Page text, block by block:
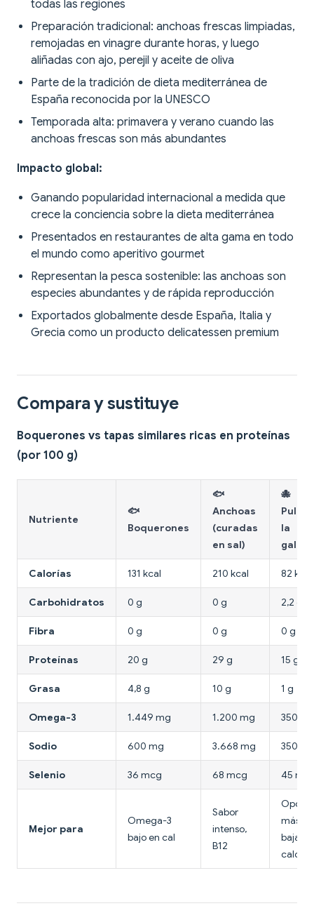
todas las regiones
Preparación tradicional: anchoas frescas limpiadas,
remojadas en vinagre durante horas, y luego
aliñadas con ajo, perejil y aceite de oliva
Parte de la tradición de dieta mediterránea de
España reconocida por la UNESCO
Temporada alta: primavera y verano cuando las
anchoas frescas son más abundantes
Impacto global:
Ganando popularidad internacional a medida que
crece la conciencia sobre la dieta mediterránea
Presentados en restaurantes de alta gama en todo
el mundo como aperitivo gourmet
Representan la pesca sostenible: las anchoas son
especies abundantes y de rápida reproducción
Exportados globalmente desde España, Italia y
Grecia como un producto delicatessen premium
Compara y sustituye
Boquerones vs tapas similares ricas en proteínas
(por 100 g)
Nutriente
🐟
Boquerones
🐟
Anchoas
(curadas
en sal)
🐙
Pulpo
la
Calorías 131 kcal 210 kcal 82 kcal
Carbohidratos 0 g 0 g 2,2 g
Fibra 0 g 0 g 0 g
Proteínas 20 g 29 g 15 g
Grasa 4,8 g 10 g 1 g
Omega-3 1.449 mg 1.200 mg 350
Sodio 600 mg 3.668 mg 350
Selenio 36 mcg 68 mcg 45
Mejor para
Omega-3
bajo en cal
Sabor
intenso,
B12
Opción
más
baja en